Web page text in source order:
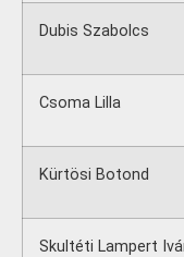
Dubis Szabolcs
Csoma Lilla
Kürtösi Botond
Skultéti Lampert